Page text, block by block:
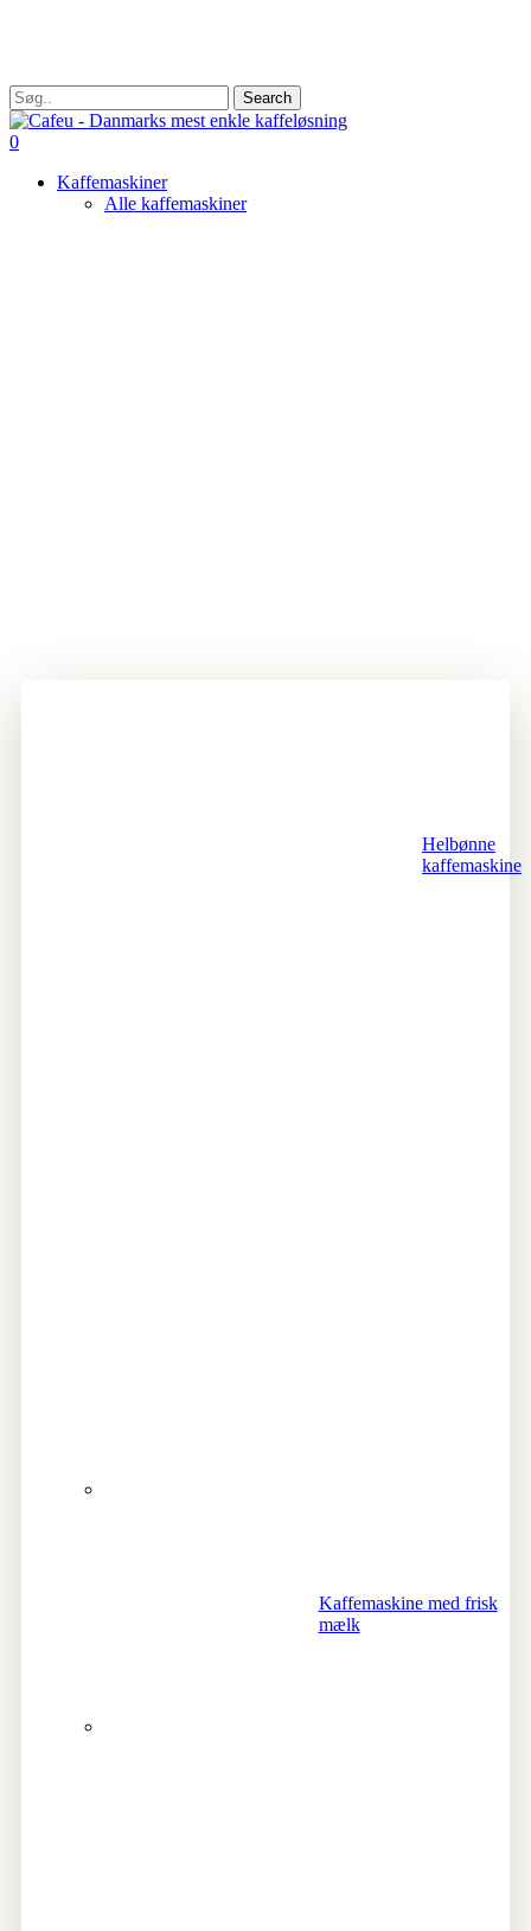
content
Search
Close
Search
search
0
Kaffemaskiner
Alle kaffemaskiner
Helbønne
kaffemaskine
Kaffemaskine med frisk
mælk